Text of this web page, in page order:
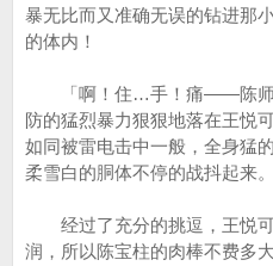
暴无比而又准确无误的钻进那
的体内！
「啊！住…手！痛——陈师
防的猛烈暴力狠狠地落在王悦
如同被雷电击中一般，全身猛
柔雪白的胴体不停的战抖起来。
经过了充分的挑逗，王悦可
润，所以陈宝柱的肉棒不费多